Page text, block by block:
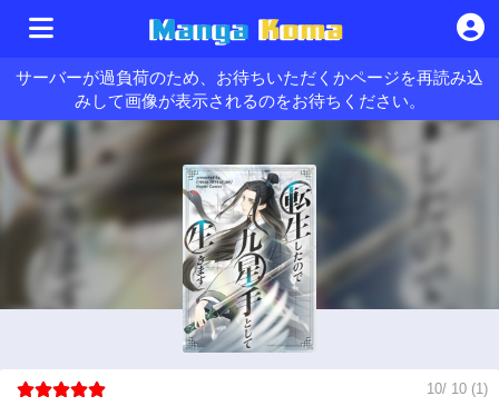
サーバーが過負荷のため、お待ちいただくかページを再読み込
みして画像が表示されるのをお待ちください。
10/ 10 (1)